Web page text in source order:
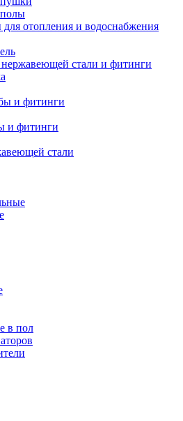
полы
отопления и водоснабжения
стали и фитинги
и фитинги
и фитинги
стали
в пол